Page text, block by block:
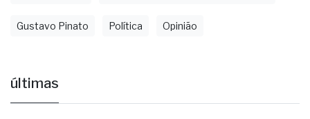
Gustavo Pinato Política Opinião
últimas